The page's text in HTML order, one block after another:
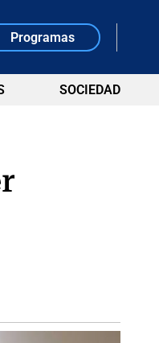
Programas
SOCIEDAD